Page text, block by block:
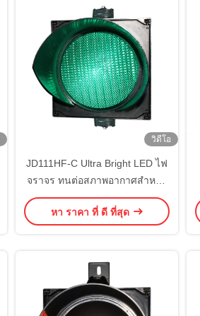
วิดีโอ
JD111HF-C Ultra Bright LED ไฟ
จราจร ทนต่อสภาพอากาศสําหรับ
ถนน
หา ราคา ที่ ดี ที่สุด